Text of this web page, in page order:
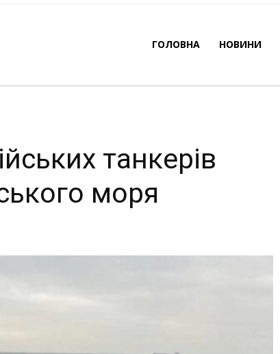
ГОЛОВНА НОВИНИ
Азовського моря
танкерів
моря